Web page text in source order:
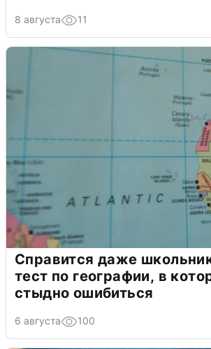
8 августа 11
Справится даже
тест по географии, в
стыдно ошибиться
6 августа 100